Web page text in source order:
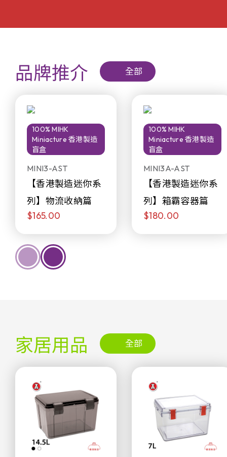
品牌推介 全部
100% MIHK
Miniacture 香港製造
盲盒
MINI3-AST
【香港製造迷你系
列】物流收納篇
$165.00
100% MIHK
Miniacture 香港製造
盲盒
MINI3A-AST
【香港製造迷你系
列】箱霸容器篇
$180.00
家居用品 全部